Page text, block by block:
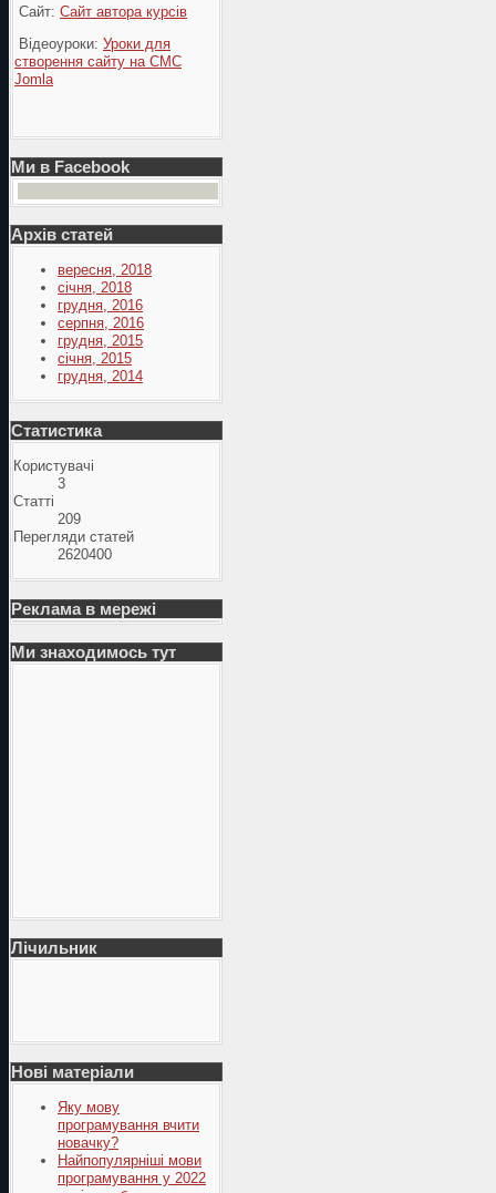
Сайт: Сайт автора курсів
Відеоуроки: Уроки для
створення сайту на СМС
Jomla
Ми в Facebook
Архів статей
вересня, 2018
січня, 2018
грудня, 2016
серпня, 2016
грудня, 2015
січня, 2015
грудня, 2014
Статистика
Користувачі
3
Статті
209
Перегляди статей
2620400
Реклама в мережі
Ми знаходимось тут
Лічильник
Нові матеріали
Яку мову
програмування вчити
новачку?
Найпопулярніші мови
програмування у 2022